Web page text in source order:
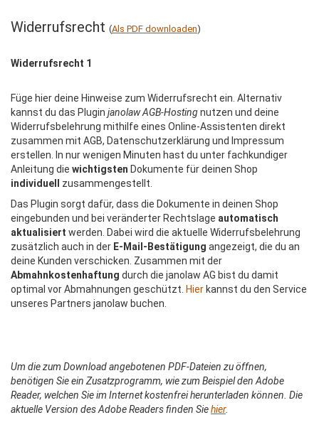
Widerrufsrecht (Als PDF downloaden)
Widerrufsrecht 1
Füge hier deine Hinweise zum Widerrufsrecht ein. Alternativ
kannst du das Plugin janolaw AGB-Hostingnutzen und deine
Widerrufsbelehrung mithilfe eines Online-Assistenten direkt
zusammen mit AGB, Datenschutzerklärung und Impressum
erstellen. In nur wenigen Minuten hast du unter fachkundiger
Anleitung die wichtigsten Dokumente für deinen Shop
individuell zusammengestellt.
Das Plugin sorgt dafür, dass die Dokumente in deinen Shop
eingebunden und bei veränderter Rechtslage automatisch
aktualisiert werden. Dabei wird die aktuelle Widerrufsbelehrung
zusätzlich auch in der E-Mail-Bestätigung angezeigt, die du an
deine Kunden verschicken. Zusammen mit der
Abmahnkostenhaftung durch die janolaw AG bist du damit
optimal vor Abmahnungen geschützt. Hier kannst du den Service
unseres Partners janolaw buchen.
Um die zum Download angebotenen PDF-Dateien zu öffnen,
benötigen Sie ein Zusatzprogramm, wie zum Beispiel den Adobe
Reader, welchen Sie im Internet kostenfrei herunterladen können. Die
aktuelle Version des Adobe Readers finden Siehier.